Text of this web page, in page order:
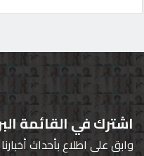
اشترك في القائمة
وابق على اطلاع بأحداث